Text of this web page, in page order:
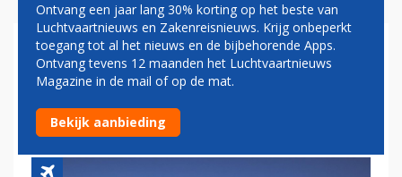
AMERICAN AIRLINES
VERBINDT CURAÇAO EN SINT
MAARTEN MET CHICAGO
Ontvang een jaar lang 30% korting op het beste van
Luchtvaartnieuws en Zakenreisnieuws. Krijg onbeperkt
toegang tot al het nieuws en de bijbehorende Apps.
Ontvang tevens 12 maanden het Luchtvaartnieuws
Magazine in de mail of op de mat.
Bekijk aanbieding